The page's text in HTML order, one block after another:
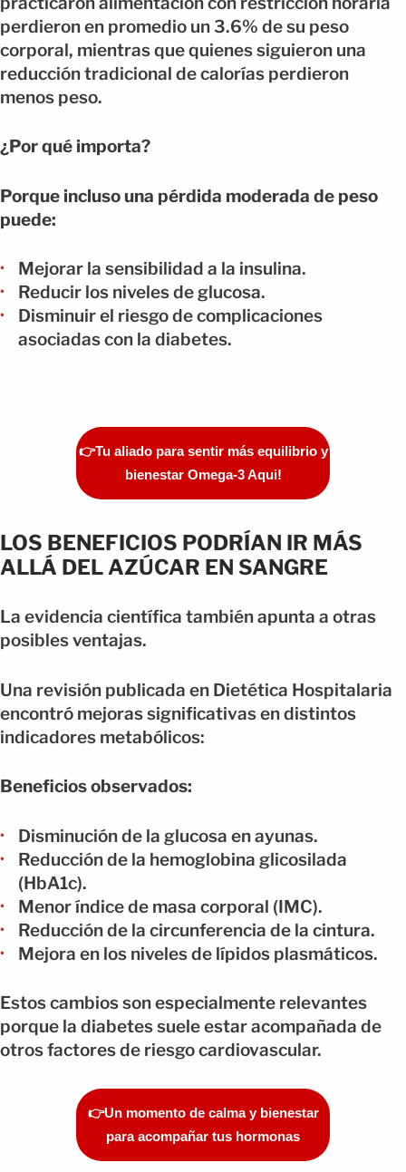
perdieron en promedio un 3.6% de su peso
corporal, mientras que quienes siguieron una
reducción tradicional de calorías perdieron
menos peso.
¿Por qué importa?
Porque incluso una pérdida moderada de peso
puede:
Mejorar la sensibilidad a la insulina.
Reducir los niveles de glucosa.
Disminuir el riesgo de complicaciones
asociadas con la diabetes.
👉Tu aliado para sentir más equilibrio y
bienestar Omega-3 Aqui!
LOS BENEFICIOS PODRÍAN IR MÁS
ALLÁ DEL AZÚCAR EN SANGRE
La evidencia científica también apunta a otras
posibles ventajas.
Una revisión publicada en Dietética Hospitalaria
encontró mejoras significativas en distintos
indicadores metabólicos:
Beneficios observados:
Disminución de la glucosa en ayunas.
Reducción de la hemoglobina glicosilada
(HbA1c).
Menor índice de masa corporal (IMC).
Reducción de la circunferencia de la cintura.
Mejora en los niveles de lípidos plasmáticos.
Estos cambios son especialmente relevantes
porque la diabetes suele estar acompañada de
otros factores de riesgo cardiovascular.
👉Un momento de calma y bienestar
para acompañar tus hormonas